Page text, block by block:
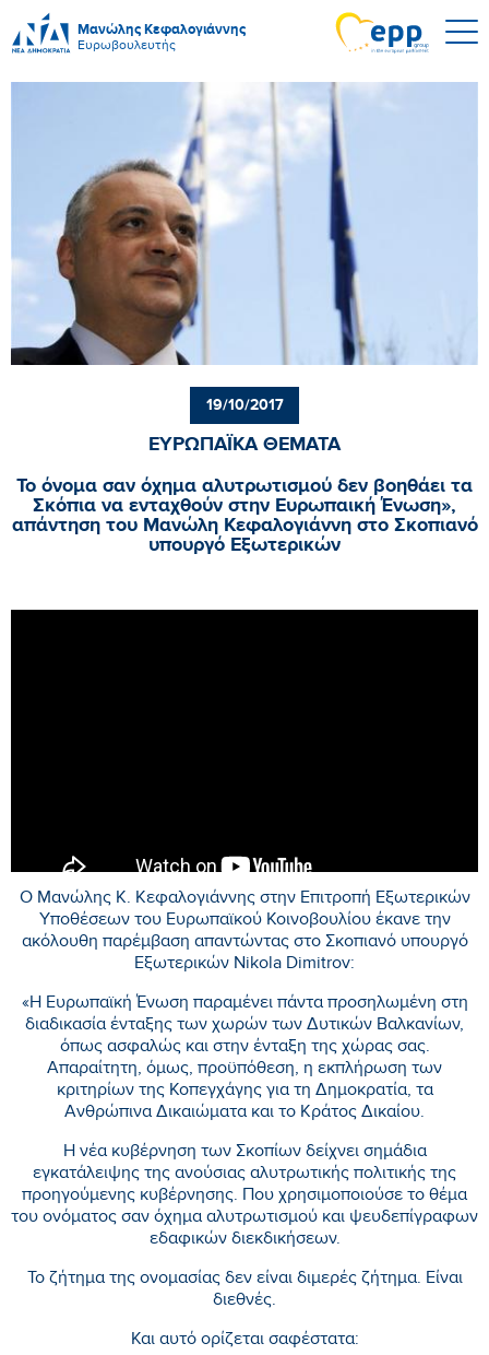
Μανώλης Κεφαλογιάννης
Ευρωβουλευτής
19/10/2017
ΕΥΡΩΠΑΪΚΑ ΘΕΜΑΤΑ
Το όνομα σαν όχημα αλυτρωτισμού δεν βοηθάει τα
Σκόπια να ενταχθούν στην Ευρωπαική Ένωση»,
απάντηση του Μανώλη Κεφαλογιάννη στο Σκοπιανό
υπουργό Εξωτερικών
Ο Μανώλης Κ. Κεφαλογιάννης στην Επιτροπή Εξωτερικών
Υποθέσεων του Ευρωπαϊκού Κοινοβουλίου έκανε την
ακόλουθη παρέμβαση απαντώντας στο Σκοπιανό υπουργό
Εξωτερικών Nikola Dimitrov:
«Η Ευρωπαϊκή Ένωση παραμένει πάντα προσηλωμένη στη
διαδικασία ένταξης των χωρών των Δυτικών Βαλκανίων,
όπως ασφαλώς και στην ένταξη της χώρας σας.
Απαραίτητη, όμως, προϋπόθεση, η εκπλήρωση των
κριτηρίων της Κοπεγχάγης για τη Δημοκρατία, τα
Ανθρώπινα Δικαιώματα και το Κράτος Δικαίου.
Η νέα κυβέρνηση των Σκοπίων δείχνει σημάδια
εγκατάλειψης της ανούσιας αλυτρωτικής πολιτικής της
προηγούμενης κυβέρνησης. Που χρησιμοποιούσε το θέμα
του ονόματος σαν όχημα αλυτρωτισμού και ψευδεπίγραφων
εδαφικών διεκδικήσεων.
Το ζήτημα της ονομασίας δεν είναι διμερές ζήτημα. Είναι
διεθνές.
Και αυτό ορίζεται σαφέστατα: